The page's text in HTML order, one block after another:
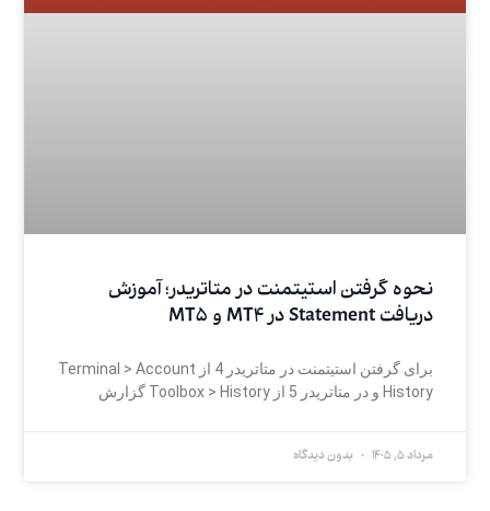
نحوه گرفتن استیتمنت در متاتریدر؛ آموزش
دریافت Statement در MT4 و MT5
برای گرفتن استیتمنت در متاتریدر 4 از Terminal > Account
History و در متاتریدر 5 از Toolbox > History گزارش
مرداد 5, 1405 بدون دیدگاه